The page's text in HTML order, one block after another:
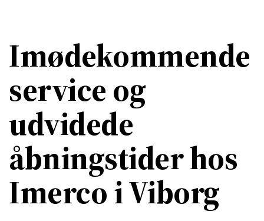
Imødekommende
service og
udvidede
åbningstider hos
Imerco i Viborg